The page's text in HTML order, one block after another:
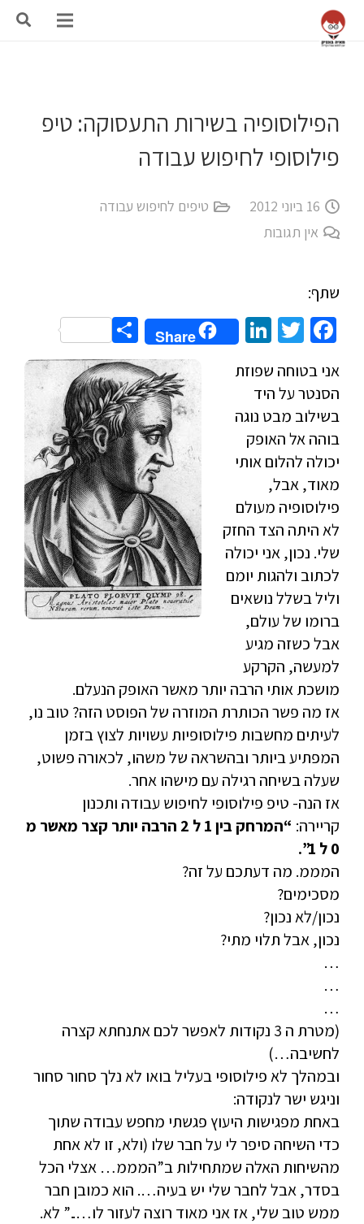
הפילוסופיה בשירות התעסוקה: טיפ
פילוסופי לחיפוש עבודה
16 ביוני 2012
טיפים לחיפוש עבודה
אין תגובות
שתף:
Facebook
Twitter
LinkedIn
Share
Share
אני בטוחה שפוזת
הסנטר על היד
בשילוב מבט נוגה
בוהה אל האופק
יכולה להלום אותי
מאוד, אבל,
פילוסופיה מעולם
לא היתה הצד החזק
שלי. נכון, אני יכולה
לכתוב ולהגות יומם
וליל בשלל נושאים
ברומו של עולם,
אבל כשזה מגיע
למעשה, הקרקע
מושכת אותי הרבה יותר מאשר האופק הנעלם.
אז מה פשר הכותרת המוזרה של הפוסט הזה? טוב נו,
לעיתים מחשבות פילוסופיות עשויות לצוץ בזמן
המפתיע ביותר ובהשראה של משהו, לכאורה פשוט,
שעלה בשיחה רגילה עם מישהו אחר.
אז הנה- טיפ פילוסופי לחיפוש עבודה ותכנון
קריירה:
“המרחק בין 1 ל 2 הרבה יותר קצר מאשר מ
0 ל 1”.
המממ. מה דעתכם על זה?
מסכימים?
נכון/לא נכון?
נכון, אבל תלוי מתי?
…
…
…
(מטרת ה 3 נקודות לאפשר לכם אתנחתא קצרה
לחשיבה…)
ובמהלך לא פילוסופי בעליל בואו לא נלך סחור סחור
וניגש ישר לנקודה:
באחת מפגישות היעוץ פגשתי מחפש עבודה שתוך
כדי השיחה סיפר לי על חבר שלו (ולא, זו לא אחת
מהשיחות האלה שמתחילות ב”המממ… אצלי הכל
בסדר, אבל לחבר שלי יש בעיה…. הוא כמובן חבר
ממש טוב שלי, אז אני מאוד רוצה לעזור לו…..” לא.